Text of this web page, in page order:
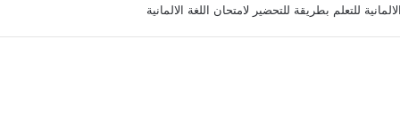
للتعلم بطريقة للتحضير لامتحان اللغة الالمانية